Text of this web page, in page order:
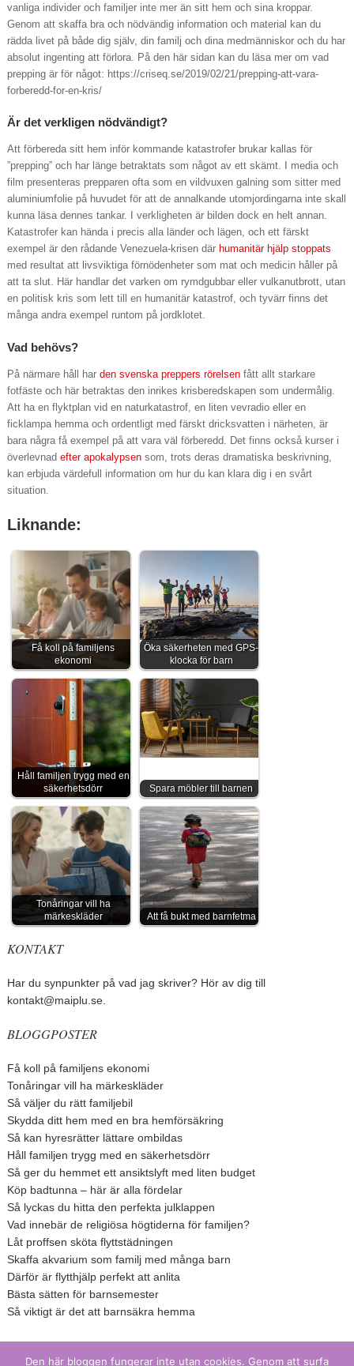
vanliga individer och familjer inte mer än sitt hem och sina kroppar.
Genom att skaffa bra och nödvändig information och material kan du
rädda livet på både dig själv, din familj och dina medmänniskor och du har
absolut ingenting att förlora. På den här sidan kan du läsa mer om vad
prepping är för något: https://criseq.se/2019/02/21/prepping-att-vara-
forberedd-for-en-kris/
Är det verkligen nödvändigt?
Att förbereda sitt hem inför kommande katastrofer brukar kallas för
”prepping” och har länge betraktats som något av ett skämt. I media och
film presenteras prepparen ofta som en vildvuxen galning som sitter med
aluminiumfolie på huvudet för att de annalkande utomjordingarna inte skall
kunna läsa dennes tankar. I verkligheten är bilden dock en helt annan.
Katastrofer kan hända i precis alla länder och lägen, och ett färskt
exempel är den rådande Venezuela-krisen där humanitär hjälp stoppats
med resultat att livsviktiga förnödenheter som mat och medicin håller på
att ta slut. Här handlar det varken om rymdgubbar eller vulkanutbrott, utan
en politisk kris som lett till en humanitär katastrof, och tyvärr finns det
många andra exempel runtom på jordklotet.
Vad behövs?
På närmare håll har den svenska preppers rörelsenfått allt starkare
fotfäste och här betraktas den inrikes krisberedskapen som undermålig.
Att ha en flyktplan vid en naturkatastrof, en liten vevradio eller en
ficklampa hemma och ordentligt med färskt dricksvatten i närheten, är
bara några få exempel på att vara väl förberedd. Det finns också kurser i
överlevnad efter apokalypsensom, trots deras dramatiska beskrivning,
kan erbjuda värdefull information om hur du kan klara dig i en svårt
situation.
Liknande:
Få koll på familjens
ekonomi
Öka säkerheten med GPS-
klocka för barn
Håll familjen trygg med en
säkerhetsdörr
Spara möbler till barnen
Tonåringar vill ha
märkeskläder
Att få bukt med barnfetma
KONTAKT
Har du synpunkter på vad jag skriver? Hör av dig till
kontakt@maiplu.se.
BLOGGPOSTER
Få koll på familjens ekonomi
Tonåringar vill ha märkeskläder
Så väljer du rätt familjebil
Skydda ditt hem med en bra hemförsäkring
Så kan hyresrätter lättare ombildas
Håll familjen trygg med en säkerhetsdörr
Så ger du hemmet ett ansiktslyft med liten budget
Köp badtunna – här är alla fördelar
Så lyckas du hitta den perfekta julklappen
Vad innebär de religiösa högtiderna för familjen?
Låt proffsen sköta flyttstädningen
Skaffa akvarium som familj med många barn
Därför är flytthjälp perfekt att anlita
Bästa sätten för barnsemester
Så viktigt är det att barnsäkra hemma
Den här bloggen fungerar inte utan cookies. Genom att surfa